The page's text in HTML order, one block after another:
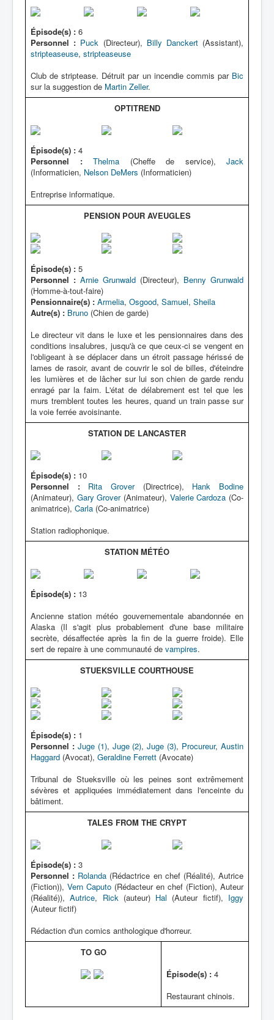
Épisode(s) : 6
Personnel : Puck (Directeur), Billy Danckert(Assistant),
stripteaseuse, stripteaseuse
Club de striptease. Détruit par un incendie commis par Bic
sur la suggestion de Martin Zeller.
OPTITREND
Épisode(s) : 4
Personnel :
Thelma (Cheffe de service), Jack
(Informaticien, Nelson DeMers (Informaticien)
Entreprise informatique.
PENSION POUR AVEUGLES
Épisode(s) : 5
Personnel : Arnie Grunwald (Directeur), Benny Grunwald
(Homme-à-tout-faire)
Pensionnaire(s) : Armelia, Osgood, Samuel, Sheila
Autre(s) : Bruno (Chien de garde)
Le directeur vit dans le luxe et les pensionnaires dans des
conditions insalubres, jusqu'à ce que ceux-ci se vengent en
l'obligeant à se déplacer dans un étroit passage hérissé de
lames de rasoir, avant de couvrir le sol de billes, d'éteindre
les lumières et de lâcher sur lui son chien de garde rendu
enragé par la faim. L'état de délabrement est tel que les
murs tremblent toutes les heures, quand un train passe sur
la voie ferrée avoisinante.
STATION DE LANCASTER
Épisode(s) : 10
Personnel :
Rita Grover(Directrice), Hank Bodine
(Animateur), Gary Grover(Animateur), Valerie Cardoza (Co-
animatrice), Carla (Co-animatrice)
Station radiophonique.
STATION MÉTÉO
Épisode(s) : 13
Ancienne station météo gouvernementale abandonnée en
Alaska (Il s'agit plus probablement d'une base militaire
secrète, désaffectée après la fin de la guerre froide). Elle
sert de repaire à une communauté de vampires.
STUEKSVILLE COURTHOUSE
Épisode(s) : 1
Personnel : Juge (1), Juge (2),Juge (3), Procureur,Austin
Haggard (Avocat), Geraldine Ferrett (Avocate)
Tribunal de Stueksville où les peines sont extrêmement
sévères et appliquées immédiatement dans l'enceinte du
bâtiment.
TALES FROM THE CRYPT
Épisode(s) : 3
Personnel : Rolanda (Rédactrice en chef (Réalité), Autrice
(Fiction)), Vern Caputo (Rédacteur en chef (Fiction), Auteur
(Réalité)),Autrice, Rick(auteur) Hal (Auteur fictif), Iggy
(Auteur fictif)
Rédaction d'un comics anthologique d'horreur.
TO GO
Épisode(s) : 4
Restaurant chinois.